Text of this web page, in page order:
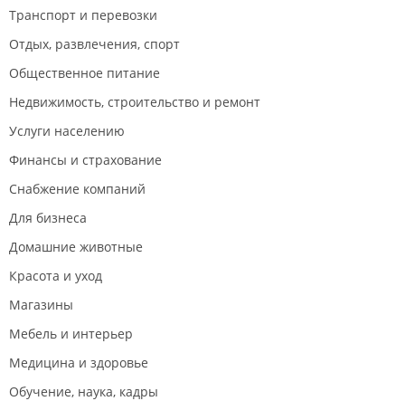
Транспорт и перевозки
Отдых, развлечения, спорт
Общественное питание
Недвижимость, строительство и ремонт
Услуги населению
Финансы и страхование
Снабжение компаний
Для бизнеса
Домашние животные
Красота и уход
Магазины
Мебель и интерьер
Медицина и здоровье
Обучение, наука, кадры